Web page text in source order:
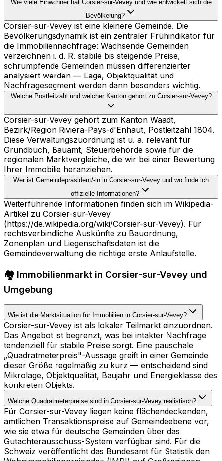
Wie viele Einwohner hat Corsier-sur-Vevey und wie entwickelt sich die
Bevölkerung?
Corsier-sur-Vevey ist eine kleinere Gemeinde. Die
Bevölkerungsdynamik ist ein zentraler Frühindikator für
die Immobiliennachfrage: Wachsende Gemeinden
verzeichnen i. d. R. stabile bis steigende Preise,
schrumpfende Gemeinden müssen differenzierter
analysiert werden — Lage, Objektqualität und
Nachfragesegment werden dann besonders wichtig.
Welche Postleitzahl und welcher Kanton gehört zu Corsier-sur-Vevey?
Corsier-sur-Vevey gehört zum Kanton Waadt,
Bezirk/Region Riviera-Pays-d'Enhaut, Postleitzahl 1804.
Diese Verwaltungszuordnung ist u. a. relevant für
Grundbuch, Bauamt, Steuerbehörde sowie für die
regionalen Marktvergleiche, die wir bei einer Bewertung
Ihrer Immobilie heranziehen.
Wer ist Gemeindepräsident/-in in Corsier-sur-Vevey und wo finde ich
offizielle Informationen?
Weiterführende Informationen finden sich im Wikipedia-
Artikel zu Corsier-sur-Vevey
(https://de.wikipedia.org/wiki/Corsier-sur-Vevey). Für
rechtsverbindliche Auskünfte zu Bauordnung,
Zonenplan und Liegenschaftsdaten ist die
Gemeindeverwaltung die richtige erste Anlaufstelle.
🏘️ Immobilienmarkt in Corsier-sur-Vevey und
Umgebung
Wie ist die Marktsituation für Immobilien in Corsier-sur-Vevey?
Corsier-sur-Vevey ist als lokaler Teilmarkt einzuordnen.
Das Angebot ist begrenzt, was bei intakter Nachfrage
tendenziell für stabile Preise sorgt. Eine pauschale
„Quadratmeterpreis"-Aussage greift in einer Gemeinde
dieser Größe regelmäßig zu kurz — entscheidend sind
Mikrolage, Objektqualität, Baujahr und Energieklasse des
konkreten Objekts.
Welche Quadratmeterpreise sind in Corsier-sur-Vevey realistisch?
Für Corsier-sur-Vevey liegen keine flächendeckenden,
amtlichen Transaktionspreise auf Gemeindeebene vor,
wie sie etwa für deutsche Gemeinden über das
Gutachterausschuss-System verfügbar sind. Für die
Schweiz veröffentlicht das Bundesamt für Statistik den